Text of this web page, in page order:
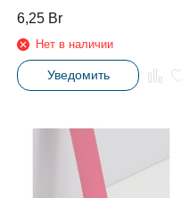
6,25 Br
Нет в наличии
Уведомить